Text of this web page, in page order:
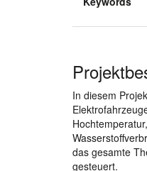
In diesem
das gesamte
gesteuert.